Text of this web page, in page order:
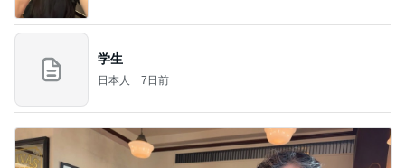
学生
日本人 7日前